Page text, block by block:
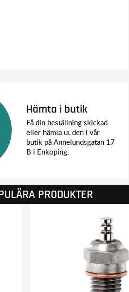
Hämta i butik
Få din beställning skickad
eller hämta ut den i vår
butik på Annelundsgatan 17
B i Enköping.
PRODUKTER